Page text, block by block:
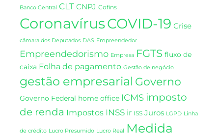
Banco Central CLT CNPJ Cofins
CoronavírusCOVID-19 Crise
câmara dos Deputados DAS Empreendedor
Empreendedorismo Empresa FGTS fluxo de
caixa Folha de pagamento Gestão de negócio
gestão empresarial Governo
Governo Federal home office ICMS imposto
de renda Impostos INSS ir ISS Juros LGPD Linha
de crédito Lucro Presumido Lucro Real Medida